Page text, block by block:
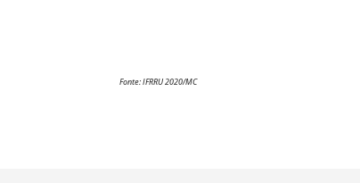
Fonte: IFRRU 2020/MC